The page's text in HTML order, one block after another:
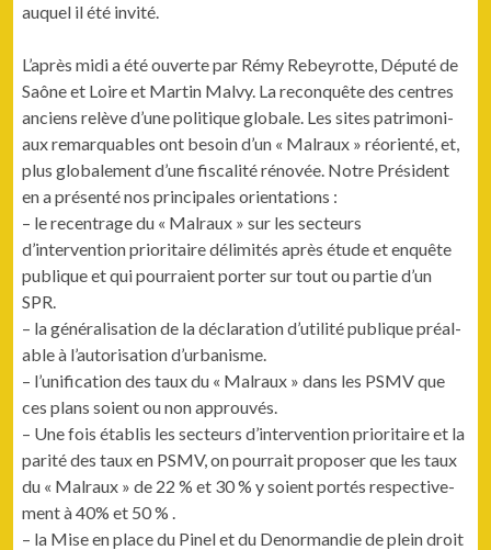
auquel il été invité.
L’après midi a été ouverte par Rémy Rebey­rotte, Député de
Saône et Loire et Mar­tin Malvy. La recon­quête des cen­tres
anciens relève d’une poli­tique glob­ale. Les sites pat­ri­mo­ni­
aux remar­quables ont besoin d’un « Mal­raux » réori­en­té, et,
plus glob­ale­ment d’une fis­cal­ité rénovée. Notre Prési­dent
en a présen­té nos prin­ci­pales orientations :
– le recen­trage du « Mal­raux » sur les secteurs
d’intervention pri­or­i­taire délim­ités après étude et enquête
publique et qui pour­raient porter sur tout ou par­tie d’un
SPR.
– la général­i­sa­tion de la déc­la­ra­tion d’utilité publique préal­
able à l’autorisation d’urbanisme.
– l’unification des taux du « Mal­raux » dans les PSMV que
ces plans soient ou non approuvés.
– Une fois étab­lis les secteurs d’intervention pri­or­i­taire et la
par­ité des taux en PSMV, on pour­rait pro­pos­er que les taux
du « Mal­raux » de 22 % et 30 % y soient portés respec­tive­
ment à 40% et 50 % .
– la Mise en place du Pinel et du Denor­mandie de plein droit